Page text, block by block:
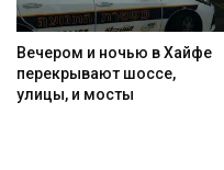
Вечером и ночью в Хайфе
перекрывают шоссе,
улицы, и мосты